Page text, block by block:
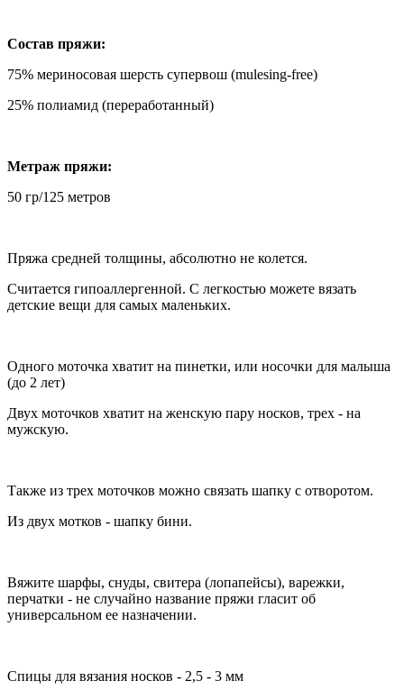
Состав пряжи:
75% мериносовая шерсть супервош (mulesing-free)
25% полиамид (переработанный)
Метраж пряжи:
50 гр/125 метров
Пряжа средней толщины, абсолютно не колется.
Считается гипоаллергенной. С легкостью можете вязать
детские вещи для самых маленьких.
Одного моточка хватит на пинетки, или носочки для малыша
(до 2 лет)
Двух моточков хватит на женскую пару носков, трех - на
мужскую.
Также из трех моточков можно связать шапку с отворотом.
Из двух мотков - шапку бини.
Вяжите шарфы, снуды, свитера (лопапейсы), варежки,
перчатки - не случайно название пряжи гласит об
универсальном ее назначении.
Спицы для вязания носков - 2,5 - 3 мм